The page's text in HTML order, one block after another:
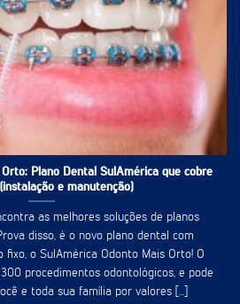
Plano Dental SulAmérica que cobre
e manutenção)
as melhores soluções de planos
disso, é o novo plano dental com
o SulAmérica Odonto Mais Orto! O
procedimentos odontológicos, e pode
e toda sua família por valores [...]